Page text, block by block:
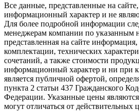
Все данные, представленные на
информационный характер и не
Для более подробной информации
менеджерам компании по указанным
представленная на сайте
комплектации, технических
сочетаний, а также стоимости
информационный характер и ни при
является публичной офертой,
пункта 2 статьи 437 Гражданского
Федерации. Указанные цены
могут отличаться от действительных